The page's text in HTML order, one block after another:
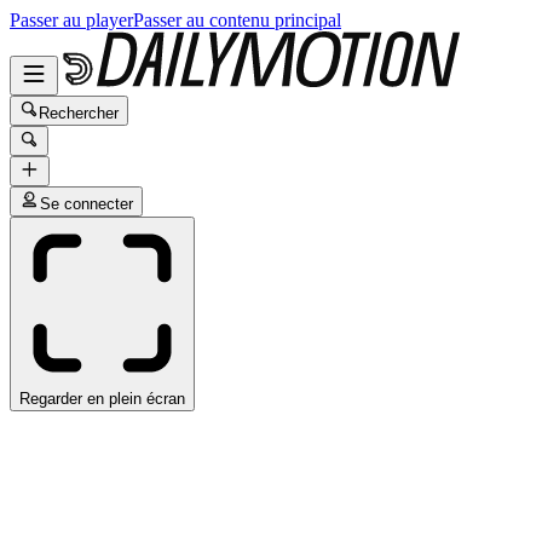
Passer au playerPasser au contenu principal
Rechercher
Se connecter
Regarder en plein écran